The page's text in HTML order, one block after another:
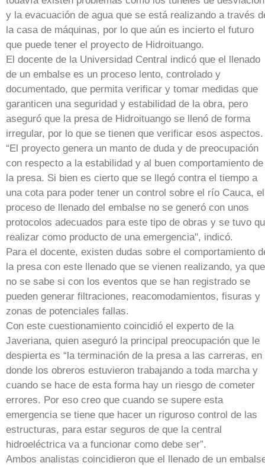
y la evacuación de agua que se está realizando a través
la casa de máquinas, por lo que aún es incierto el futuro
que puede tener el proyecto de Hidroituango.
El docente de la Universidad Central indicó que el llenado
de un embalse es un proceso lento, controlado y
documentado, que permita verificar y tomar medidas que
garanticen una seguridad y estabilidad de la obra, pero
aseguró que la presa de Hidroituango se llenó de forma
irregular, por lo que se tienen que verificar esos aspectos.
“El proyecto genera un manto de duda y de preocupación
con respecto a la estabilidad y al buen comportamiento de
la presa. Si bien es cierto que se llegó contra el tiempo a
una cota para poder tener un control sobre el río Cauca, el
proceso de llenado del embalse no se generó con unos
protocolos adecuados para este tipo de obras y se tuvo
realizar como producto de una emergencia", indicó.
Para el docente, existen dudas sobre el comportamiento
la presa con este llenado que se vienen realizando, ya que
no se sabe si con los eventos que se han registrado se
pueden generar filtraciones, reacomodamientos, fisuras y
zonas de potenciales fallas.
Con este cuestionamiento coincidió el experto de la
Javeriana, quien aseguró la principal preocupación que le
despierta es “la terminación de la presa a las carreras, en
donde los obreros estuvieron trabajando a toda marcha y
cuando se hace de esta forma hay un riesgo de cometer
errores. Por eso creo que cuando se supere esta
emergencia se tiene que hacer un riguroso control de las
estructuras, para estar seguros de que la central
hidroeléctrica va a funcionar como debe ser”.
Ambos analistas coincidieron que el llenado de un